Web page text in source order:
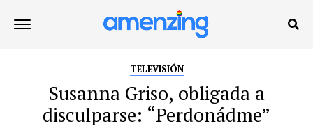
TELEVISIÓN
Susanna Griso, obligada a
disculparse: “Perdonádme”